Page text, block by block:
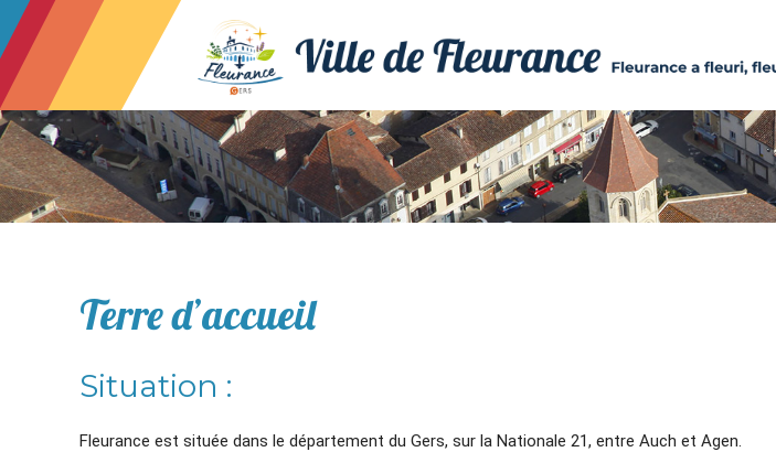
Terre d’accueil
Situation :
Fleurance est située dans le département du Gers, sur la Nationale 21, entre Auch et Agen.